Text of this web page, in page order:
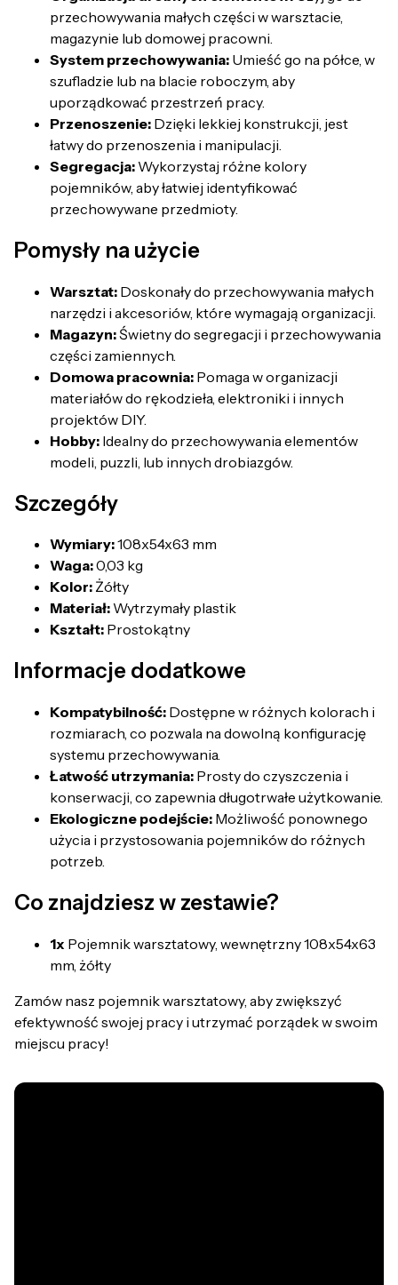
przechowywania małych części w warsztacie,
magazynie lub domowej pracowni.
System przechowywania: Umieść go na półce, w
szufladzie lub na blacie roboczym, aby
uporządkować przestrzeń pracy.
Przenoszenie: Dzięki lekkiej konstrukcji, jest
łatwy do przenoszenia i manipulacji.
Segregacja: Wykorzystaj różne kolory
pojemników, aby łatwiej identyfikować
przechowywane przedmioty.
Pomysły na użycie
Warsztat: Doskonały do przechowywania małych
narzędzi i akcesoriów, które wymagają organizacji.
Magazyn:Świetny do segregacji i przechowywania
części zamiennych.
Domowa pracownia: Pomaga w organizacji
materiałów do rękodzieła, elektroniki i innych
projektów DIY.
Hobby: Idealny do przechowywania elementów
modeli, puzzli, lub innych drobiazgów.
Szczegóły
Wymiary:108x54x63 mm
Waga:0,03 kg
Kolor: Żółty
Materiał: Wytrzymały plastik
Kształt: Prostokątny
Informacje dodatkowe
Kompatybilność: Dostępne w różnych kolorach i
rozmiarach, co pozwala na dowolną konfigurację
systemu przechowywania.
Łatwość utrzymania: Prosty do czyszczenia i
konserwacji, co zapewnia długotrwałe użytkowanie.
Ekologiczne podejście: Możliwość ponownego
użycia i przystosowania pojemników do różnych
potrzeb.
Co znajdziesz w zestawie?
1x Pojemnik warsztatowy, wewnętrzny 108x54x63
mm, żółty
Zamów nasz pojemnik warsztatowy, aby zwiększyć
efektywność swojej pracy i utrzymać porządek w swoim
miejscu pracy!